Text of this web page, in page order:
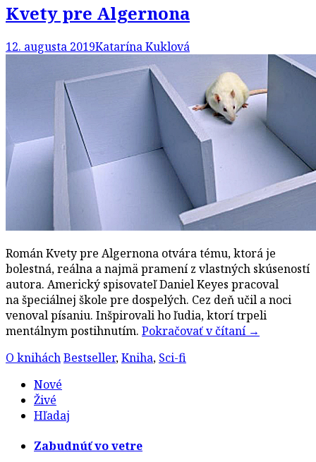
Kvety pre Algernona
12. augusta 2019Katarína Kuklová
Román Kvety pre Algernona otvára tému, ktorá je
bolestná, reálna a najmä pramení z vlastných skúseností
autora. Americký spisovateľ Daniel Keyes pracoval
na špeciálnej škole pre dospelých. Cez deň učil a noci
venoval písaniu. Inšpirovali ho ľudia, ktorí trpeli
mentálnym postihnutím. Pokračovať v čítaní →
O kniháchBestseller,Kniha, Sci-fi
Nové
Živé
Hľadaj
Zabudnúť vo vetre